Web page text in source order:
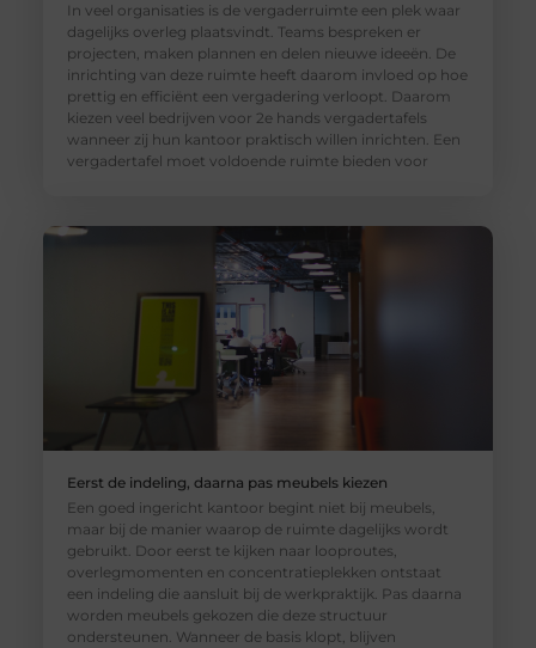
In veel organisaties is de vergaderruimte een plek waar
dagelijks overleg plaatsvindt. Teams bespreken er
projecten, maken plannen en delen nieuwe ideeën. De
inrichting van deze ruimte heeft daarom invloed op hoe
prettig en efficiënt een vergadering verloopt. Daarom
kiezen veel bedrijven voor 2e hands vergadertafels
wanneer zij hun kantoor praktisch willen inrichten. Een
vergadertafel moet voldoende ruimte bieden voor
Eerst de indeling, daarna pas meubels kiezen
Een goed ingericht kantoor begint niet bij meubels,
maar bij de manier waarop de ruimte dagelijks wordt
gebruikt. Door eerst te kijken naar looproutes,
overlegmomenten en concentratieplekken ontstaat
een indeling die aansluit bij de werkpraktijk. Pas daarna
worden meubels gekozen die deze structuur
ondersteunen. Wanneer de basis klopt, blijven